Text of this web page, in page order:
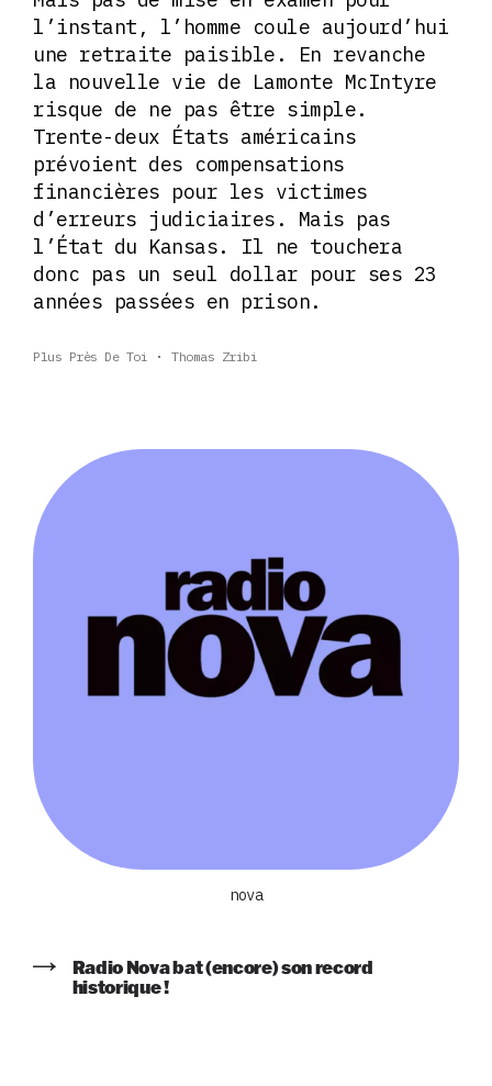
l’instant, l’homme coule aujourd’hui
une retraite paisible. En revanche
la nouvelle vie de Lamonte McIntyre
risque de ne pas être simple.
Trente-deux États américains
prévoient des compensations
financières pour les victimes
d’erreurs judiciaires. Mais pas
l’État du Kansas. Il ne touchera
donc pas un seul dollar pour ses 23
années passées en prison.
Plus Près De Toi Thomas Zribi
nova
Radio Nova bat (encore) son record
historique !